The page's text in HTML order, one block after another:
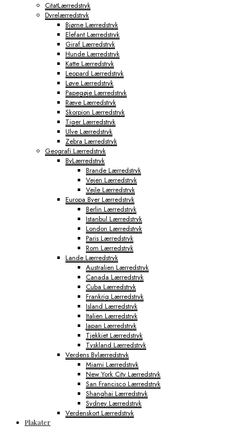
CitatLærredstryk
Dyrelærredstryk
Bjørne Lærredstryk
Elefant Lærredstryk
Giraf Lærredstryk
Hunde Lærredstryk
Katte Lærredstryk
Leopard Lærredstryk
Løve Lærredstryk
Papegøje Lærredstryk
Ræve Lærredstryk
Skorpion Lærredstryk
Tiger Lærredstryk
Ulve Lærredstryk
Zebra Lærredstryk
Geografi Lærredstryk
ByLærredstryk
Brande Lærredstryk
Vejen Lærredstryk
Vejle Lærredstryk
Europa Byer Lærredstryk
Berlin Lærredstryk
Istanbul Lærredstryk
London Lærredstryk
Paris Lærredstryk
Rom Lærredstryk
Lande Lærredstryk
Australien Lærredstryk
Canada Lærredstryk
Cuba Lærredstryk
Frankrig Lærredstryk
Island Lærredstryk
Italien Lærredstryk
Japan Lærredstryk
Tjekkiet Lærredstryk
Tyskland Lærredstryk
Verdens Bylærredstryk
Miami Lærredstryk
New York City Lærredstryk
San Francisco Lærredstryk
Shanghai Lærredstryk
Sydney Lærredstryk
Verdenskort Lærredstryk
Plakater